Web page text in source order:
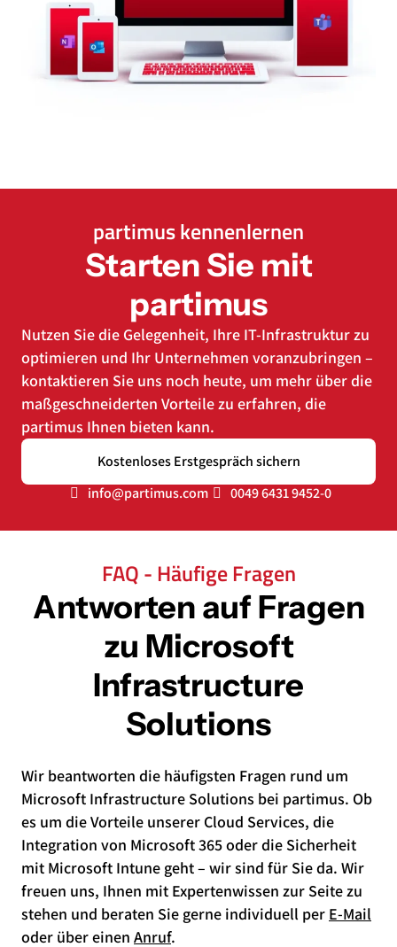
partimus kennenlernen
Starten Sie mit
partimus
Nutzen Sie die Gelegenheit, Ihre IT-Infrastruktur zu
optimieren und Ihr Unternehmen voranzubringen –
kontaktieren Sie uns noch heute, um mehr über die
maßgeschneiderten Vorteile zu erfahren, die
partimus Ihnen bieten kann.
Kostenloses Erstgespräch sichern
info@partimus.com
0049 6431 9452-0
FAQ - Häufige Fragen
Antworten auf Fragen
zu Microsoft
Infrastructure
Solutions
Wir beantworten die häufigsten Fragen rund um
Microsoft Infrastructure Solutions bei partimus. Ob
es um die Vorteile unserer Cloud Services, die
Integration von Microsoft 365 oder die Sicherheit
mit Microsoft Intune geht – wir sind für Sie da. Wir
freuen uns, Ihnen mit Expertenwissen zur Seite zu
stehen und beraten Sie gerne individuell per E-Mail
oder über einen Anruf.